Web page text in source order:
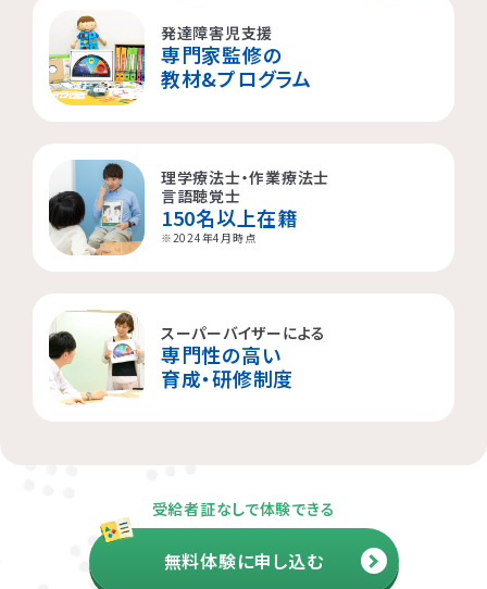
発達障害児支援
専門家監修の
教材&プログラム
理学療法士・作業療法士
言語聴覚士
150名以上在籍
※2024年4月時点
スーパーバイザーによる
専門性の高い
育成・研修制度
受給者証なしで体験できる
無料体験に申し込む
相模原市